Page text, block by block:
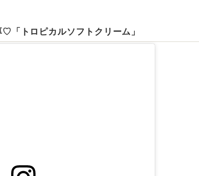
♡「トロピカルソフトクリーム」